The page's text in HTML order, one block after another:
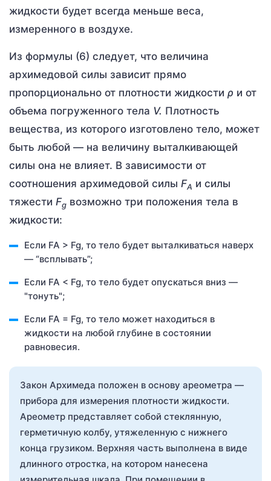
жидкости будет всегда меньше веса,
измеренного в воздухе.
Из формулы (6) следует, что величина
архимедовой силы зависит прямо
пропорционально от плотности жидкости ρ и от
объема погруженного тела V. Плотность
вещества, из которого изготовлено тело, может
быть любой — на величину выталкивающей
силы она не влияет. В зависимости от
соотношения архимедовой силы FA и силы
тяжести Fg возможно три положения тела в
жидкости:
Если FA > Fg, то тело будет выталкиваться наверх
— “всплывать”;
Если FA < Fg, то тело будет опускаться вниз —
"тонуть";
Если FA = Fg, то тело может находиться в
жидкости на любой глубине в состоянии
равновесия.
Закон Архимеда положен в основу ареометра —
прибора для измерения плотности жидкости.
Ареометр представляет собой стеклянную,
герметичную колбу, утяжеленную с нижнего
конца грузиком. Верхняя часть выполнена в виде
длинного отростка, на котором нанесена